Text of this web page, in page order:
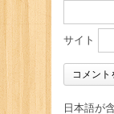
サイト
日本語が